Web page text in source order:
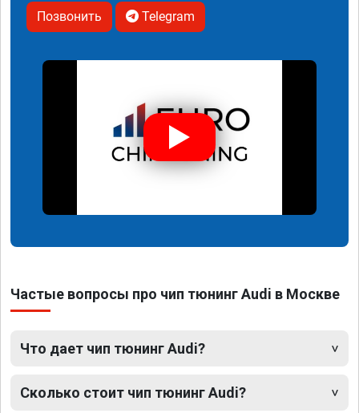
Позвонить Telegram
Частые вопросы про чип тюнинг Audi в Москве
Что дает чип тюнинг Audi?
Сколько стоит чип тюнинг Audi?